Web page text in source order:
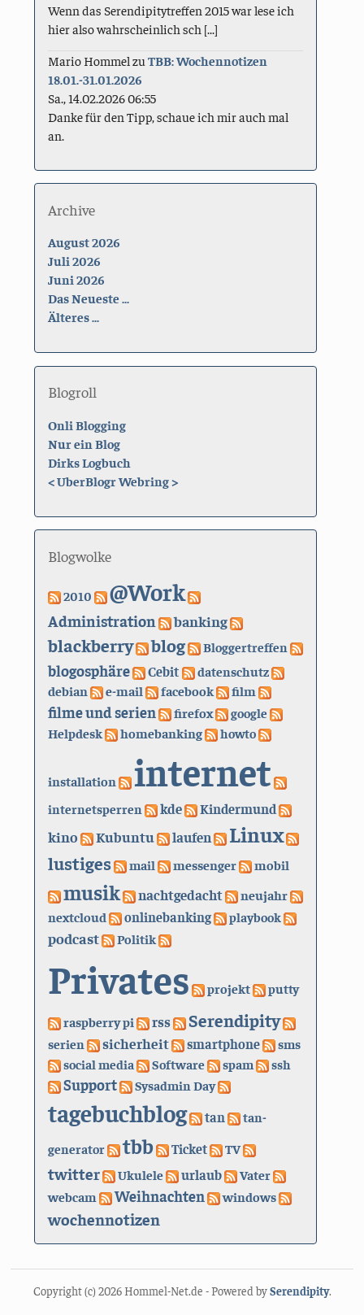
Wenn das Serendipitytreffen 2015 war lese ich
hier also wahrscheinlich sch [...]
Mario Hommel zuTBB: Wochennotizen
18.01.-31.01.2026
Sa., 14.02.2026 06:55
Danke für den Tipp, schaue ich mir auch mal
an.
Archive
August 2026
Juli 2026
Juni 2026
Das Neueste ...
Älteres ...
Blogroll
Onli Blogging
Nur ein Blog
Dirks Logbuch
<UberBlogr Webring>
Blogwolke
2010 @Work
Administration banking
blackberry blog Bloggertreffen
blogosphäre Cebit datenschutz
debian e-mail facebook film
filme und serien firefox
google
Helpdesk
homebanking howto
installation internet
internetsperren kde Kindermund
kino Kubuntu laufen Linux
lustiges mail messenger mobil
musik nachtgedacht neujahr
nextcloud onlinebanking playbook
podcast Politik
Privates projekt putty
raspberry pi rss Serendipity
serien sicherheit smartphone
sms
social media
Software spam ssh
Support Sysadmin Day
tagebuchblog tan
tan-
generator
tbb Ticket TV
twitter Ukulele urlaub
Vater
webcam
Weihnachten windows
wochennotizen
Copyright (c) 2026 Hommel-Net.de - Powered bySerendipity.